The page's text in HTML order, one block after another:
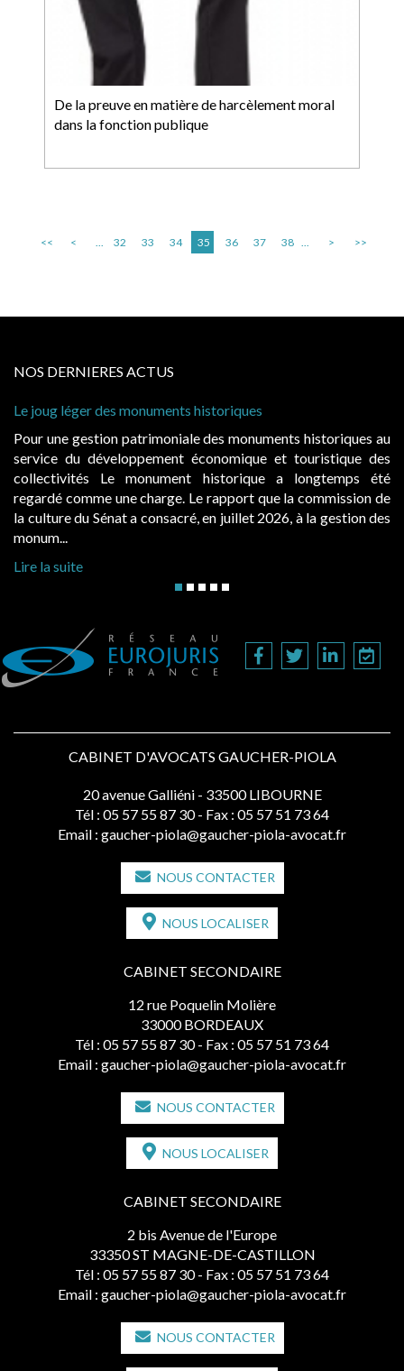
De la preuve en matière de harcèlement moral
dans la fonction publique
<< < ... 32 33 34 35 36 37 38 ... > >>
NOS DERNIERES ACTUS
joug léger des monuments historiques
une gestion patrimoniale des monuments historiques au
du développement économique et touristique des
Le monument historique a longtemps été
comme une charge. Le rapport que la commission de
culture du Sénat a consacré, en juillet 2026, à la gestion des
la suite
CABINET D'AVOCATS GAUCHER-PIOLA
20 avenue Galliéni - 33500 LIBOURNE
Tél : 05 57 55 87 30 - Fax : 05 57 51 73 64
Email : gaucher-piola@gaucher-piola-avocat.fr
NOUS CONTACTER
NOUS LOCALISER
CABINET SECONDAIRE
12 rue Poquelin Molière
33000 BORDEAUX
Tél : 05 57 55 87 30 - Fax : 05 57 51 73 64
Email : gaucher-piola@gaucher-piola-avocat.fr
NOUS CONTACTER
NOUS LOCALISER
CABINET SECONDAIRE
2 bis Avenue de l'Europe
33350 ST MAGNE-DE-CASTILLON
Tél : 05 57 55 87 30 - Fax : 05 57 51 73 64
Email : gaucher-piola@gaucher-piola-avocat.fr
NOUS CONTACTER